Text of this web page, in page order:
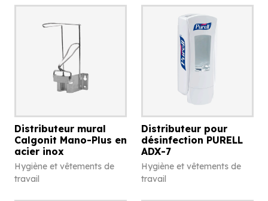
Distributeur mural
Calgonit Mano-Plus en
acier inox
Hygiène et vêtements de
travail
Distributeur pour
désinfection PURELL
ADX-7
Hygiène et vêtements de
travail